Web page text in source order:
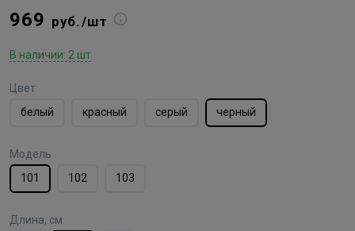
969 руб./шт
В наличии: 2 шт
Цвет
белый
красный серый черный
Модель
101
102 103
Длина, см